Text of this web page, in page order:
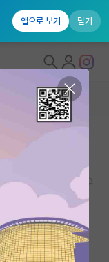
앱으로 보기 닫기